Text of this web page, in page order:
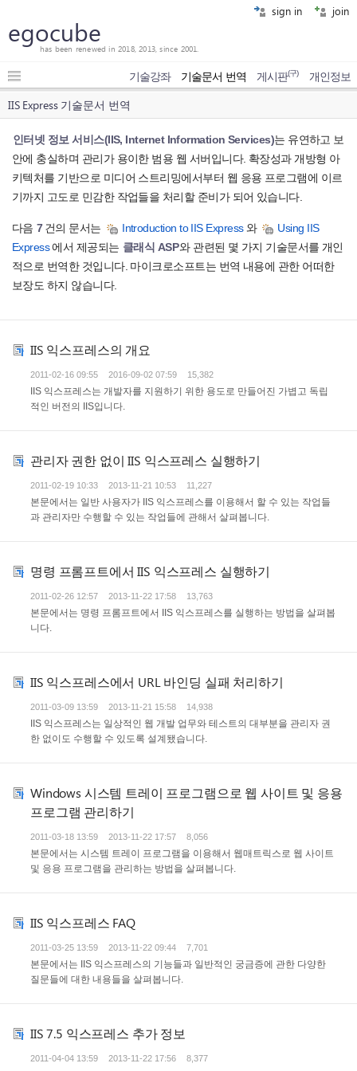
sign in join
egocube
has been renewed in 2018, 2013, since 2001.
기술강좌 기술문서 번역 게시판(구) 개인정보
IIS Express 기술문서 번역
인터넷 정보 서비스(IIS, Internet Information Services)는 유연하고 보
안에 충실하며 관리가 용이한 범용 웹 서버입니다. 확장성과 개방형 아
키텍처를 기반으로 미디어 스트리밍에서부터 웹 응용 프로그램에 이르
기까지 고도로 민감한 작업들을 처리할 준비가 되어 있습니다.
다음 7 건의 문서는 Introduction to IIS Express 와
Using IIS
Express 에서 제공되는 클래식 ASP와 관련된 몇 가지 기술문서를 개인
적으로 번역한 것입니다. 마이크로소프트는 번역 내용에 관한 어떠한
보장도 하지 않습니다.
IIS 익스프레스의 개요
2011-02-16 09:55 2016-09-02 07:59 15,382
IIS 익스프레스는 개발자를 지원하기 위한 용도로 만들어진 가볍고 독립
적인 버전의 IIS입니다.
관리자 권한 없이 IIS 익스프레스 실행하기
2011-02-19 10:33 2013-11-21 10:53 11,227
본문에서는 일반 사용자가 IIS 익스프레스를 이용해서 할 수 있는 작업들
과 관리자만 수행할 수 있는 작업들에 관해서 살펴봅니다.
명령 프롬프트에서 IIS 익스프레스 실행하기
2011-02-26 12:57 2013-11-22 17:58 13,763
본문에서는 명령 프롬프트에서 IIS 익스프레스를 실행하는 방법을 살펴봅
니다.
IIS 익스프레스에서 URL 바인딩 실패 처리하기
2011-03-09 13:59 2013-11-21 15:58 14,938
IIS 익스프레스는 일상적인 웹 개발 업무와 테스트의 대부분을 관리자 권
한 없이도 수행할 수 있도록 설계됐습니다.
Windows 시스템 트레이 프로그램으로 웹 사이트 및 응용
프로그램 관리하기
2011-03-18 13:59 2013-11-22 17:57 8,056
본문에서는 시스템 트레이 프로그램을 이용해서 웹매트릭스로 웹 사이트
및 응용 프로그램을 관리하는 방법을 살펴봅니다.
IIS 익스프레스 FAQ
2011-03-25 13:59 2013-11-22 09:44 7,701
본문에서는 IIS 익스프레스의 기능들과 일반적인 궁금증에 관한 다양한
질문들에 대한 내용들을 살펴봅니다.
IIS 7.5 익스프레스 추가 정보
2011-04-04 13:59 2013-11-22 17:56 8,377